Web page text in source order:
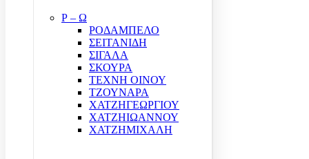
Ρ – Ω
ΡΟΔΑΜΠΕΛΟ
ΣΕΙΤΑΝΙΔΗ
ΣΙΓΑΛΑ
ΣΚΟΥΡΑ
ΤΕΧΝΗ ΟΙΝΟΥ
ΤΖΟΥΝΑΡΑ
ΧΑΤΖΗΓΕΩΡΓΙΟΥ
ΧΑΤΖΗΙΩΑΝΝΟΥ
ΧΑΤΖΗΜΙΧΑΛΗ